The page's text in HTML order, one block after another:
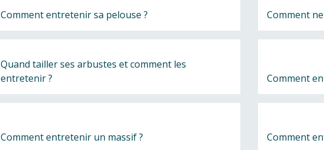
Comment entretenir sa pelouse ? Comment
Quand tailler ses arbustes et comment les
entretenir ?
Comment
Comment entretenir un massif ? Comment